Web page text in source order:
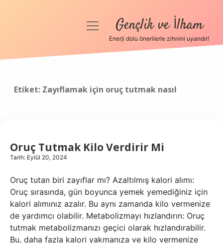
Anasayfa
menüyüGençlik ve İlham
Enerji dolu önerilerle zihnini uyandır!
Etiket: Zayıflamak için oruç tutmak nasıl
Oruç Tutmak Kilo Verdirir Mi
Tarih: Eylül 20, 2024
Oruç tutan biri zayıflar mı? Azaltılmış kalori alımı:
Oruç sırasında, gün boyunca yemek yemediğiniz için
kalori alımınız azalır. Bu aynı zamanda kilo vermenize
de yardımcı olabilir. Metabolizmayı hızlandırın: Oruç
tutmak metabolizmanızı geçici olarak hızlandırabilir.
Bu, daha fazla kalori yakmanıza ve kilo vermenize